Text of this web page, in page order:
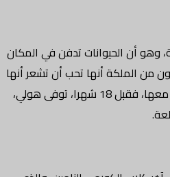
تدفن في المكان
أنها تحب أن تشعر أنها
محاطة بكلابها، وإن لم يكونوا معها، فقبل 18 شهرا، توفى هولي،